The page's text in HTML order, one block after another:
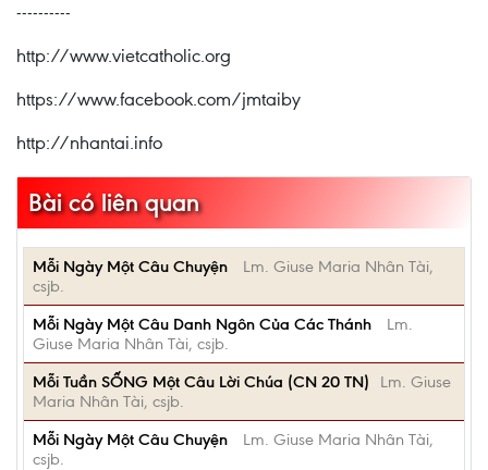
----------
http://www.vietcatholic.org
https://www.facebook.com/jmtaiby
http://nhantai.info
Bài có liên quan
Mỗi Ngày Một Câu Chuyện
Lm. Giuse Maria Nhân Tài,
csjb.
Mỗi Ngày Một Câu Danh Ngôn Của Các Thánh
Lm.
Giuse Maria Nhân Tài, csjb.
Mỗi Tuần SỐNG Một Câu Lời Chúa (CN 20 TN)
Lm. Giuse
Maria Nhân Tài, csjb.
Mỗi Ngày Một Câu Chuyện
Lm. Giuse Maria Nhân Tài,
csjb.